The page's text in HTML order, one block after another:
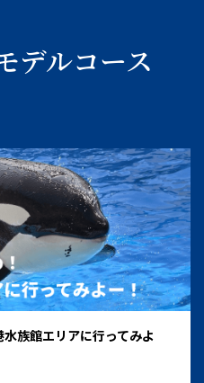
デルコース
族館エリアに行ってみよ